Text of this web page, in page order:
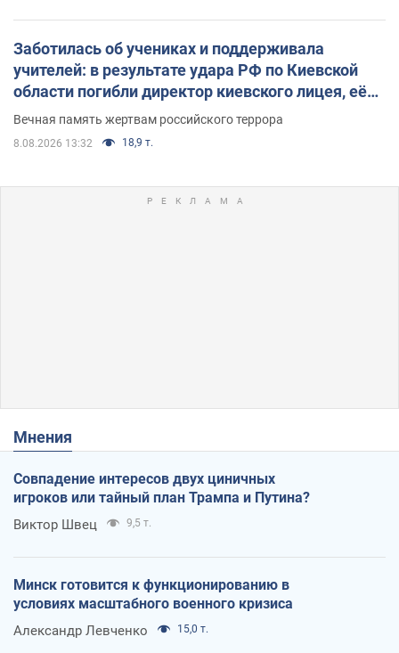
Заботилась об учениках и поддерживала
учителей: в результате удара РФ по Киевской
области погибли директор киевского лицея, её
муж и внук
Вечная память жертвам российского террора
8.08.2026 13:32 18,9 т.
Мнения
Совпадение интересов двух циничных
игроков или тайный план Трампа и Путина?
Виктор Швец 9,5 т.
Минск готовится к функционированию в
условиях масштабного военного кризиса
Александр Левченко 15,0 т.